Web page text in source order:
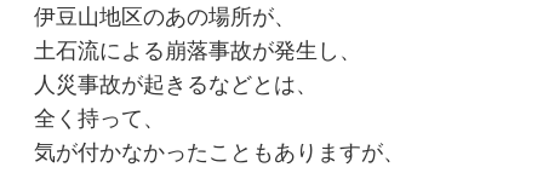
伊豆山地区のあの場所が、
土石流による崩落事故が発生し、
人災事故が起きるなどとは、
全く持って、
気が付かなかったこともありますが、